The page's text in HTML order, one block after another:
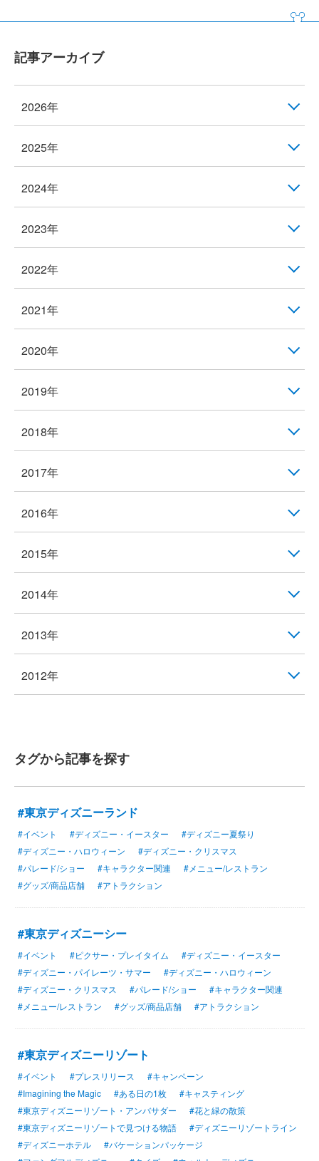
記事アーカイブ
2026年
2025年
2024年
2023年
2022年
2021年
2020年
2019年
2018年
2017年
2016年
2015年
2014年
2013年
2012年
タグから記事を探す
#東京ディズニーランド
#イベント #ディズニー・イースター
#ディズニー夏祭り
#ディズニー・ハロウィーン
#ディズニー・クリスマス
#パレード/ショー
#キャラクター関連
#メニュー/レストラン
#グッズ/商品店舗
#アトラクション
#東京ディズニーシー
#イベント #ピクサー・プレイタイム
#ディズニー・イースター
#ディズニー・パイレーツ・サマー
#ディズニー・ハロウィーン
#ディズニー・クリスマス
#パレード/ショー
#キャラクター関連
#メニュー/レストラン
#グッズ/商品店舗 #アトラクション
#東京ディズニーリゾート
#イベント #プレスリリース
#キャンペーン
#Imagining the Magic
#ある日の1枚
#キャスティング
#東京ディズニーリゾート・アンバサダー
#花と緑の散策
#東京ディズニーリゾートで見つける物語
#ディズニーリゾートライン
#ディズニーホテル
#バケーションパッケージ